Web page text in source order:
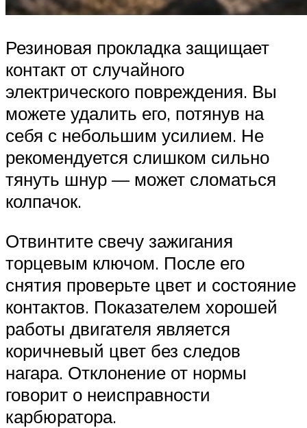
Резиновая прокладка защищает
контакт от случайного
электрического повреждения. Вы
можете удалить его, потянув на
себя с небольшим усилием. Не
рекомендуется слишком сильно
тянуть шнур — может сломаться
колпачок.
Отвинтите свечу зажигания
торцевым ключом. После его
снятия проверьте цвет и состояние
контактов. Показателем хорошей
работы двигателя является
коричневый цвет без следов
нагара. Отклонение от нормы
говорит о неисправности
карбюратора.